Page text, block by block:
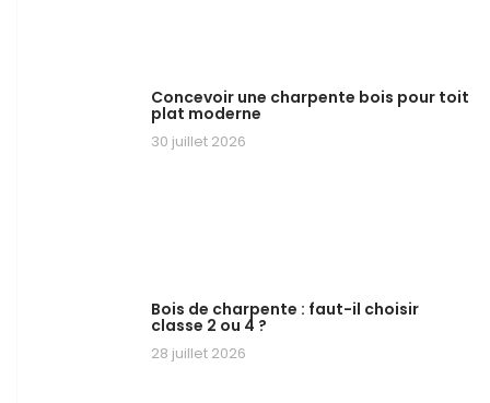
Concevoir une charpente bois pour toit
plat moderne
30 juillet 2026
Bois de charpente : faut-il choisir
classe 2 ou 4 ?
28 juillet 2026